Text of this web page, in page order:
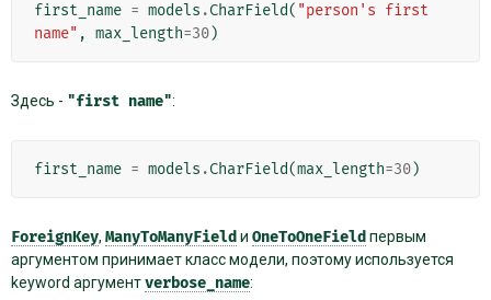
first_name = models .CharField( "person's first
name" , max_length=30)
Здесь - "first name":
first_name = models .CharField(max_length=30)
ForeignKey, ManyToManyField и OneToOneField первым
аргументом принимает класс модели, поэтому используется
keyword аргументverbose_name: